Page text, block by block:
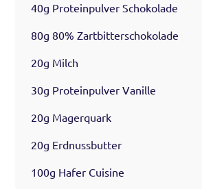
40g Proteinpulver Schokolade
80g 80% Zartbitterschokolade
20g Milch
30g Proteinpulver Vanille
20g Magerquark
20g Erdnussbutter
100g Hafer Cuisine